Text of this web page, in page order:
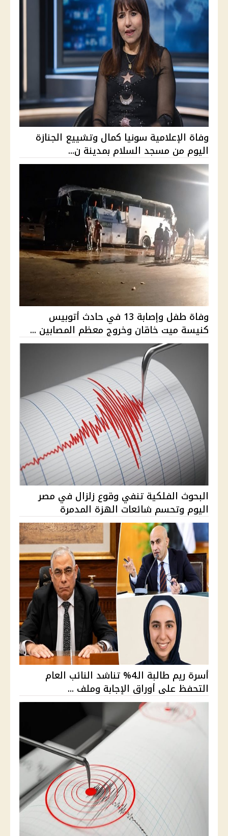
وفاة الإعلامية سونيا كمال وتشييع الجنازة
اليوم من مسجد السلام بمدينة ن...
وفاة طفل وإصابة 13 في حادث أتوبيس
كنيسة ميت خاقان وخروج معظم المصابين ...
البحوث الفلكية تنفي وقوع زلزال في مصر
اليوم وتحسم شائعات الهزة المدمرة
أسرة ريم طالبة الـ4% تناشد النائب العام
التحفظ على أوراق الإجابة وملف ...